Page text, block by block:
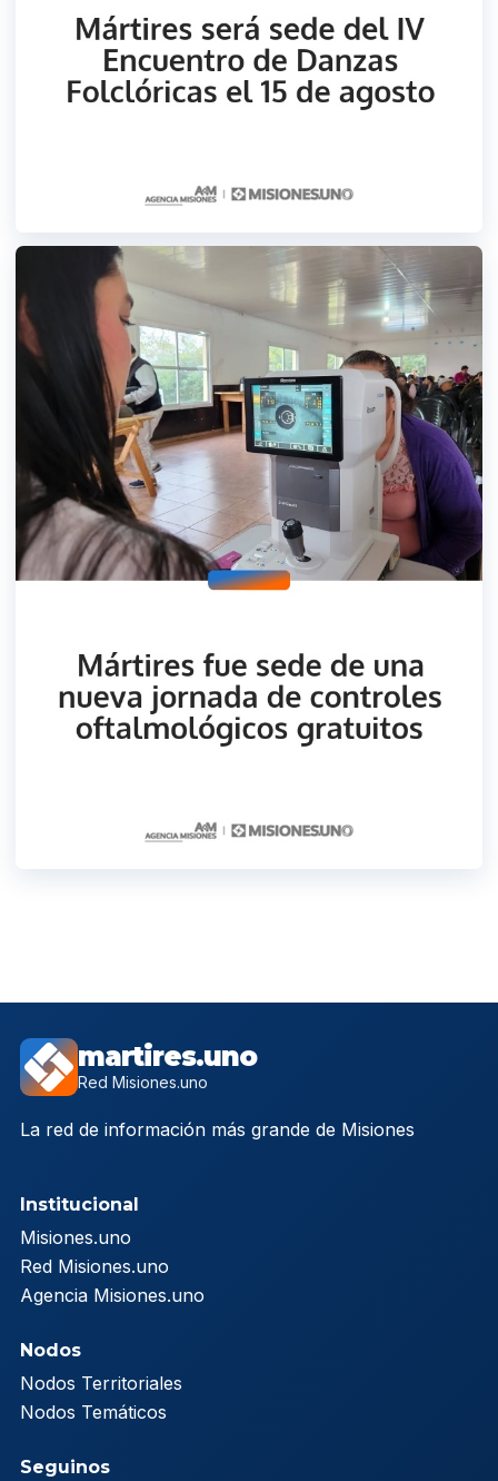
martires.uno
Red Misiones.uno
La red de información más grande de Misiones
Institucional
Misiones.uno
Red Misiones.uno
Agencia Misiones.uno
Nodos
Nodos Territoriales
Nodos Temáticos
Seguinos